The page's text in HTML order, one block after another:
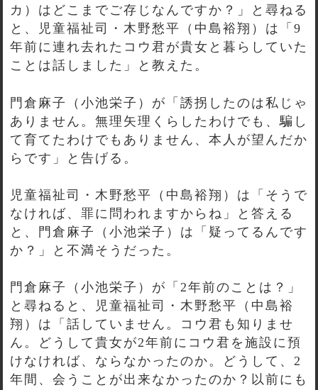
カ）はどこまでご存じなんですか？」と尋ねる
と、児童福祉司・木野愁平（中島裕翔）は「9
年前に連れ去れたコウ君が貴女と暮らしていた
ことは話しました」と教えた。
門倉麻子（小池栄子）が「誘拐したのは私じゃ
ありません。無理矢理くらしたわけでも、騙し
て育てたわけでもありません、本人が望んだか
らです」と告げる。
児童福祉司・木野愁平（中島裕翔）は「そうで
なければ、罪に問われますからね」と答える
と、門倉麻子（小池栄子）は「疑ってるんです
か？」と不満そうだった。
門倉麻子（小池栄子）が「2年前のことは？」
と尋ねると、児童福祉司・木野愁平（中島裕
翔）は「話していません。コウ君も知りませ
ん。どうして貴女が2年前にコウ君を施設に預
けなければ、ならなかったのか。どうして、2
年間、会うことが出来なかったのか？以前にも